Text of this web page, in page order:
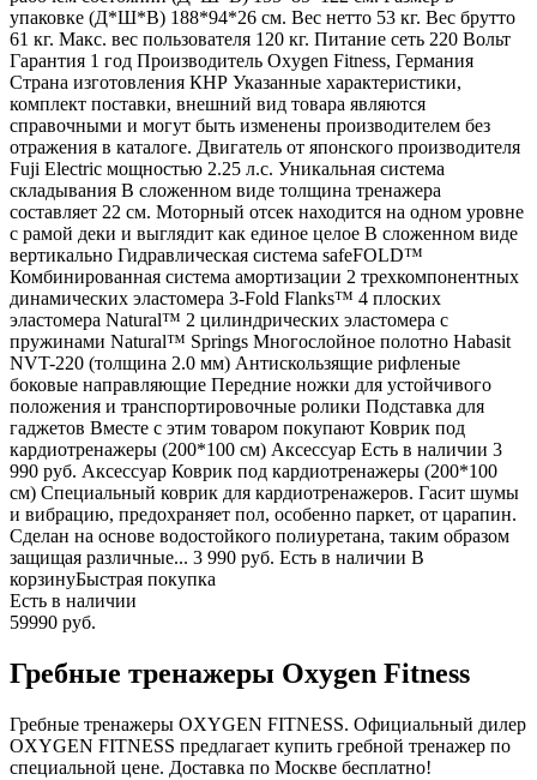
упаковке (Д*Ш*В) 188*94*26 см. Вес нетто 53 кг. Вес брутто
61 кг. Макс. вес пользователя 120 кг. Питание сеть 220 Вольт
Гарантия 1 год Производитель Oxygen Fitness, Германия
Страна изготовления КНР Указанные характеристики,
комплект поставки, внешний вид товара являются
справочными и могут быть изменены производителем без
отражения в каталоге. Двигатель от японского производителя
Fuji Electric мощностью 2.25 л.с. Уникальная система
складывания В сложенном виде толщина тренажера
составляет 22 см. Моторный отсек находится на одном уровне
с рамой деки и выглядит как единое целое В сложенном виде
вертикально Гидравлическая система safeFOLD™
Комбинированная система амортизации 2 трехкомпонентных
динамических эластомера 3-Fold Flanks™ 4 плоских
эластомера Natural™ 2 цилиндрических эластомера с
пружинами Natural™ Springs Многослойное полотно Habasit
NVT-220 (толщина 2.0 мм) Антискользящие рифленые
боковые направляющие Передние ножки для устойчивого
положения и транспортировочные ролики Подставка для
гаджетов Вместе с этим товаром покупают Коврик под
кардиотренажеры (200*100 см) Аксессуар Есть в наличии 3
990 руб. Аксессуар Коврик под кардиотренажеры (200*100
см) Специальный коврик для кардиотренажеров. Гасит шумы
и вибрацию, предохраняет пол, особенно паркет, от царапин.
Сделан на основе водостойкого полиуретана, таким образом
защищая различные... 3 990 руб. Есть в наличии В
корзинуБыстрая покупка
Есть в наличии
59990 руб.
Гребные тренажеры Oxygen Fitness
Гребные тренажеры OXYGEN FITNESS. Официальный дилер
OXYGEN FITNESS предлагает купить гребной тренажер по
специальной цене. Доставка по Москве бесплатно!